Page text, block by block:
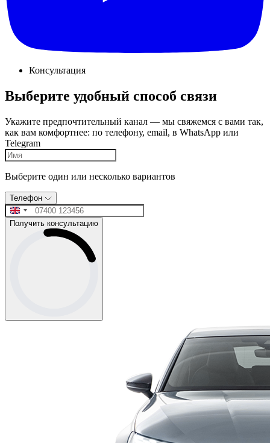
Консультация
Выберите удобный способ связи
Укажите предпочтительный канал — мы свяжемся с вами так,
как вам комфортнее: по телефону, email, в WhatsApp или
Telegram
Выберите один или несколько вариантов
Телефон
Получить консультацию